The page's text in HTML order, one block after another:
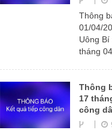
Thông
01/04/
Uông Bí
tháng
Thông
17
công